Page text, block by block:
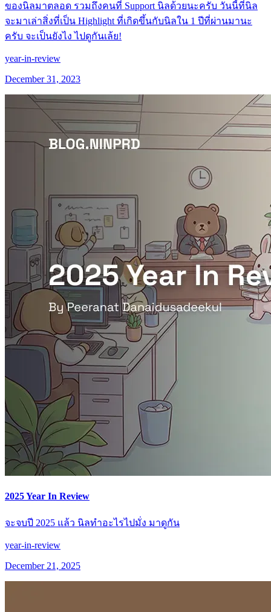
ของนิลมาตลอด รวมถึงคนที่ Support นิลด้วยนะครับ วันนี้ที่นิล
จะมาเล่าสิ่งที่เป็น Highlight ที่เกิดขึ้นกับนิลใน 1 ปีที่ผ่านมานะ
ครับ จะเป็นยังไง ไปดูกันเล้ย!
year-in-review
December 31, 2023
2025 Year In Review
จะจบปี 2025 แล้ว นิลทำอะไรไปมั่ง มาดูกัน
year-in-review
December 21, 2025